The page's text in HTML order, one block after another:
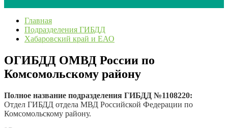
Главная
Подразделения ГИБДД
Хабаровский край и ЕАО
ОГИБДД ОМВД России по
Комсомольскому району
Полное название подразделения ГИБДД №1108220:
Отдел ГИБДД отдела МВД Российской Федерации по
Комсомольскому району.